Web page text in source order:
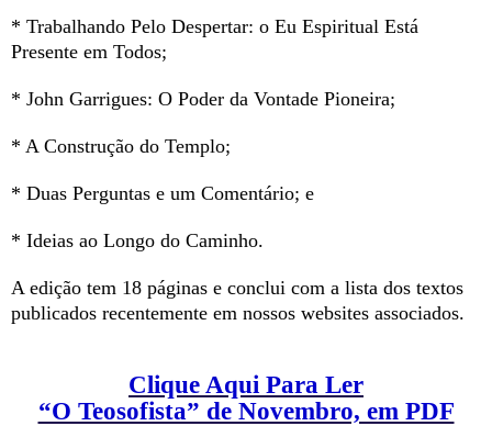
* Trabalhando Pelo Despertar: o Eu Espiritual Está
Presente em Todos;
* John Garrigues: O Poder da Vontade Pioneira;
* A Construção do Templo;
* Duas Perguntas e um Comentário; e
* Ideias ao Longo do Caminho.
A edição tem 18 páginas e conclui com a lista dos textos
publicados recentemente em nossos websites associados.
Clique Aqui Para Ler
“O Teosofista” de Novembro, em PDF